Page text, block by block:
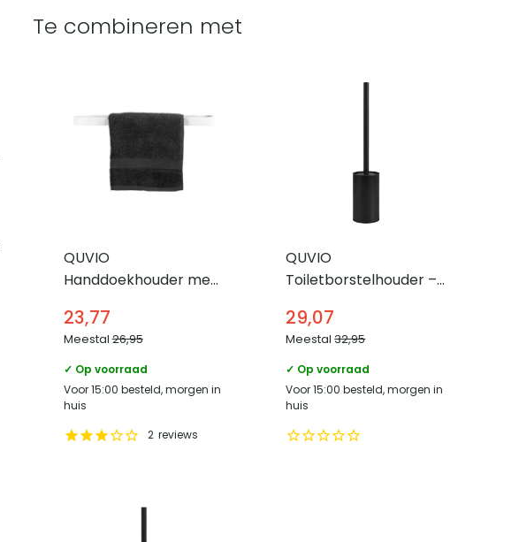
Te combineren met
QUVIO
Handdoekhouder met
Wit
23,77
Meestal26,95
✓ Op voorraad
Voor 15:00 besteld, morgen in
huis
2 reviews
QUVIO
Toiletborstelhouder –
29,07
Meestal32,95
✓ Op voorraad
Voor 15:00 besteld, morgen in
huis